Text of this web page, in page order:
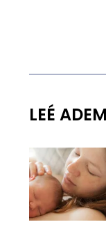
LEÉ